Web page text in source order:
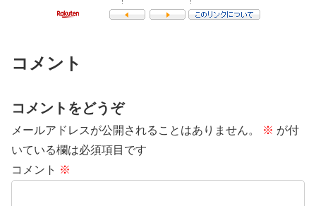
コメント
コメントをどうぞ
メールアドレスが公開されることはありません。 ※ が付
いている欄は必須項目です
コメント ※